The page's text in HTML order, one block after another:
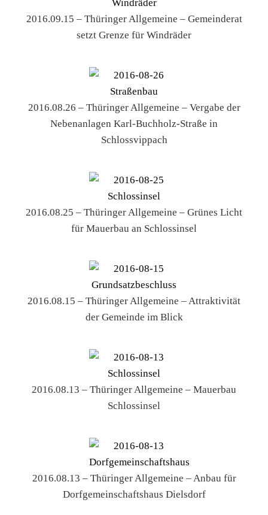
2016.09.15 – Thüringer Allgemeine – Gemeinderat
setzt Grenze für Windräder
2016.08.26 – Thüringer Allgemeine – Vergabe der
Nebenanlagen Karl-Buchholz-Straße in
Schlossvippach
2016.08.25 – Thüringer Allgemeine – Grünes Licht
für Mauerbau an Schlossinsel
2016.08.15 – Thüringer Allgemeine – Attraktivität
der Gemeinde im Blick
2016.08.13 – Thüringer Allgemeine – Mauerbau
Schlossinsel
2016.08.13 – Thüringer Allgemeine – Anbau für
Dorfgemeinschaftshaus Dielsdorf